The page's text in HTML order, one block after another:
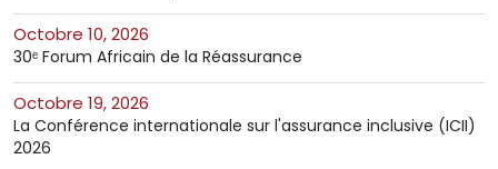
octobre 10, 2026
30ᵉ Forum Africain de la Réassurance
octobre 19, 2026
La Conférence internationale sur l'assurance inclusive (ICII)
2026